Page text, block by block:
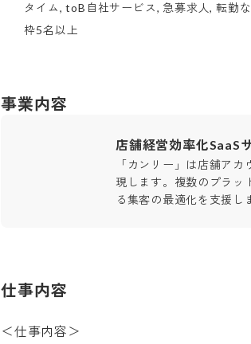
タイム, toB自社サービス, 急募求人, 転勤
枠5名以上
事業内容
店舗経営効率化SaaS
「カンリー」は店舗ア
現します。複数のプラッ
る集客の最適化を支援し
仕事内容
＜仕事内容＞